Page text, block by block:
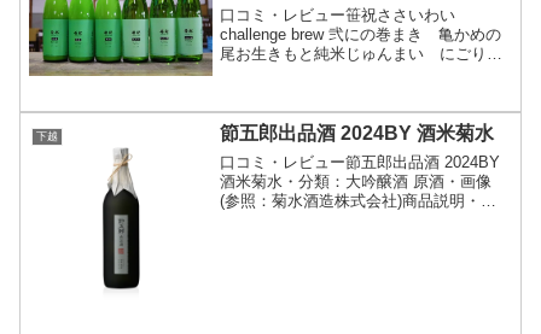
口コミ・レビュー笹祝ささいわい
challenge brew 弐にの巻まき 亀かめの
尾お生きもと純米じゅんまい にごり原
品説明・特徴など(参照：笹祝酒造株式会
社)クリ...
下越 節五郎出品酒 2024BY 酒米菊水
口コミ・レビュー節五郎出品酒 2024BY
酒米菊水・分類：大吟醸酒 原酒・画像
(参照：菊水酒造株式会社)商品説明・特